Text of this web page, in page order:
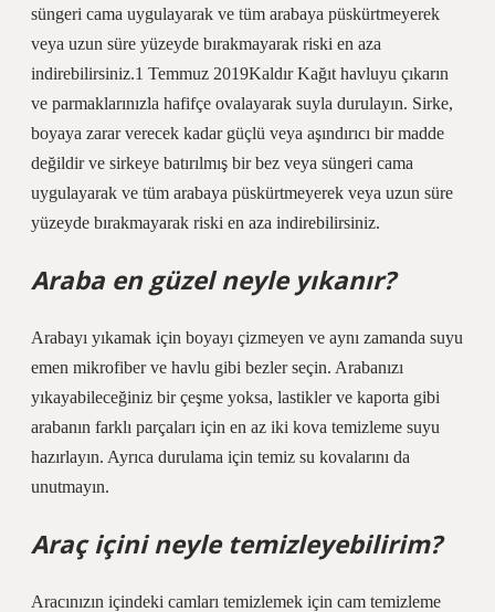
süngeri cama uygulayarak ve tüm arabaya püskürtmeyerek
veya uzun süre yüzeyde bırakmayarak riski en aza
indirebilirsiniz.1 Temmuz 2019Kaldır Kağıt havluyu çıkarın
ve parmaklarınızla hafifçe ovalayarak suyla durulayın. Sirke,
boyaya zarar verecek kadar güçlü veya aşındırıcı bir madde
değildir ve sirkeye batırılmış bir bez veya süngeri cama
uygulayarak ve tüm arabaya püskürtmeyerek veya uzun süre
yüzeyde bırakmayarak riski en aza indirebilirsiniz.
Araba en güzel neyle yıkanır?
Arabayı yıkamak için boyayı çizmeyen ve aynı zamanda suyu
emen mikrofiber ve havlu gibi bezler seçin. Arabanızı
yıkayabileceğiniz bir çeşme yoksa, lastikler ve kaporta gibi
arabanın farklı parçaları için en az iki kova temizleme suyu
hazırlayın. Ayrıca durulama için temiz su kovalarını da
unutmayın.
Araç içini neyle temizleyebilirim?
Aracınızın içindeki camları temizlemek için cam temizleme